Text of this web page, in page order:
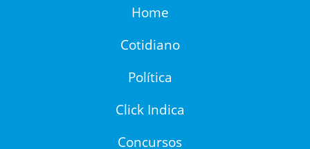
Home
Cotidiano
Política
Click Indica
Concursos